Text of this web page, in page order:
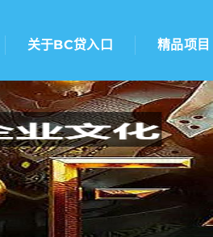
关于BC贷入口 精品项目